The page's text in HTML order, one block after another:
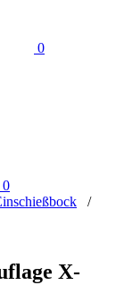
0
0
/
X-